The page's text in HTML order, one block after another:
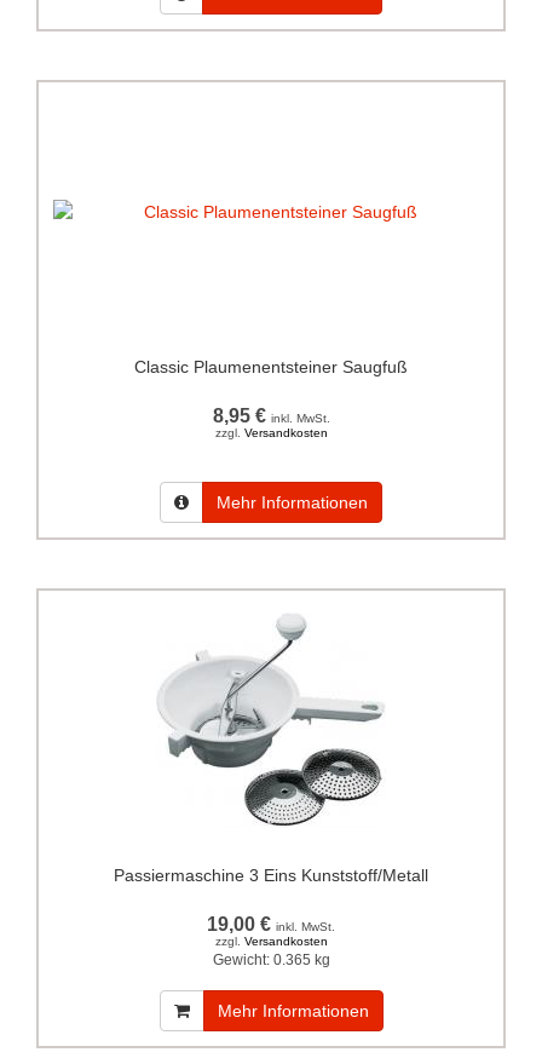
Classic Plaumenentsteiner Saugfuß
8,95 € inkl. MwSt.
zzgl. Versandkosten
Mehr Informationen
Passiermaschine 3 Eins Kunststoff/Metall
19,00 € inkl. MwSt.
zzgl. Versandkosten
Gewicht: 0.365 kg
Mehr Informationen